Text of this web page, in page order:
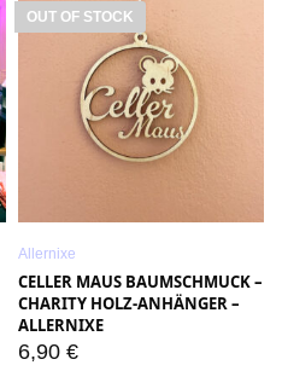
OUT OF STOCK
Allernixe
CELLER MAUS BAUMSCHMUCK –
CHARITY HOLZ-ANHÄNGER –
ALLERNIXE
6,90 €